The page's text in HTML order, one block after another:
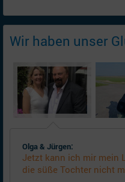
Wir haben unser
Olga & Jürgen:
Jetzt kann ich mir mein
die süße Tochter nicht